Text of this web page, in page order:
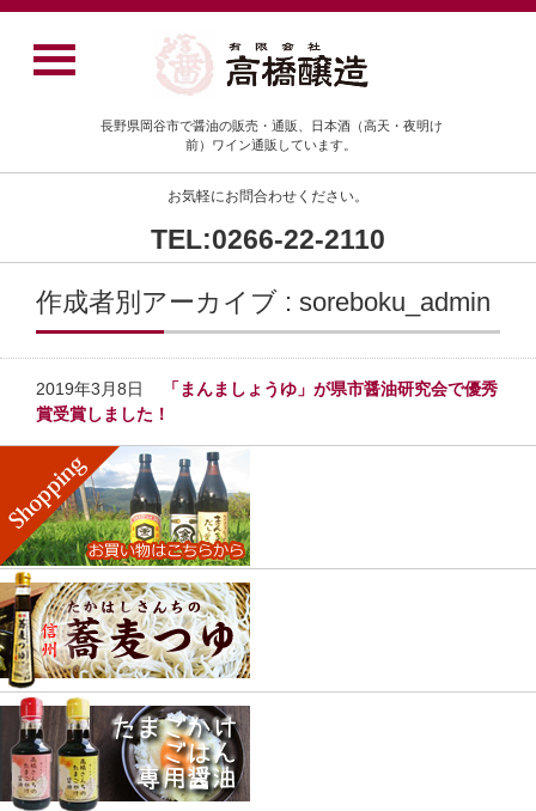
長野県岡谷市で醤油の販売・通販、日本酒（高天・夜明け
前）ワイン通販しています。
お気軽にお問合わせください。
TEL:0266-22-2110
作成者別アーカイブ : soreboku_admin
2019年3月8日
「まんましょうゆ」が県市醤油研究会で優秀
賞受賞しました！